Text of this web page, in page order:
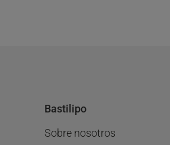
Bastilipo
Sobre nosotros